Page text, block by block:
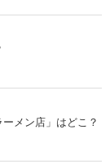
メン店」はどこ？